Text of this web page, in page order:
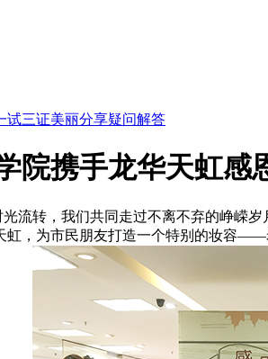
试三证美丽分享疑问解答
院携手龙华天虹感
转，我们共同走过不离不弃的峥嵘岁
虹，为市民朋友打造一个特别的妆容——